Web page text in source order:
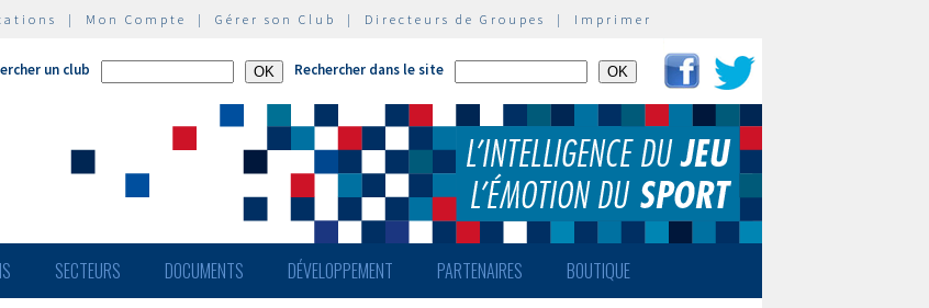
| Mon Compte | Gérer son Club | Directeurs de Groupes | Imprimer
un club Rechercher dans le site
SECTEURS DOCUMENTS DÉVELOPPEMENT PARTENAIRES BOUTIQUE